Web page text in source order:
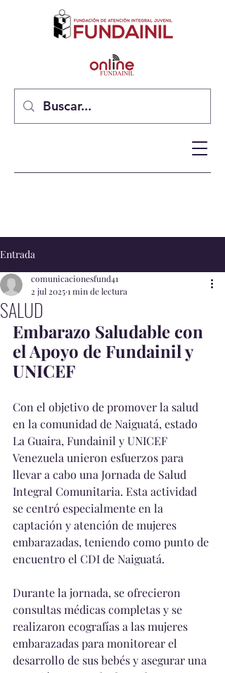
Entrada
SALUD
comunicacionesfund41
2 jul 20251 min de lectura
Embarazo Saludable con
el Apoyo de Fundainil y
UNICEF
Con el objetivo de promover la salud
en la comunidad de Naiguatá, estado
La Guaira, Fundainil y UNICEF
Venezuela unieron esfuerzos para
llevar a cabo una Jornada de Salud
Integral Comunitaria. Esta actividad
se centró especialmente en la
captación y atención de mujeres
embarazadas, teniendo como punto de
encuentro el CDI de Naiguatá.
Durante la jornada, se ofrecieron
consultas médicas completas y se
realizaron ecografías a las mujeres
embarazadas para monitorear el
desarrollo de sus bebés y asegurar una